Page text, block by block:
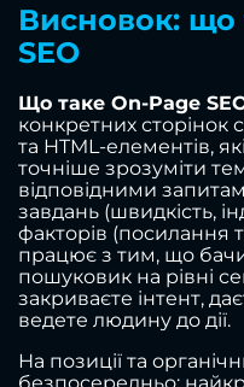
Висновок: що
SEO
Що таке On-Page
конкретних сторінок
та HTML-елементів,
точніше зрозуміти
відповідними
завдань (швидкість,
факторів (посилання
працює з тим, що
пошуковик на рівні
закриваєте інтент,
ведете людину до дії.
На позиції та
безпосередньо: